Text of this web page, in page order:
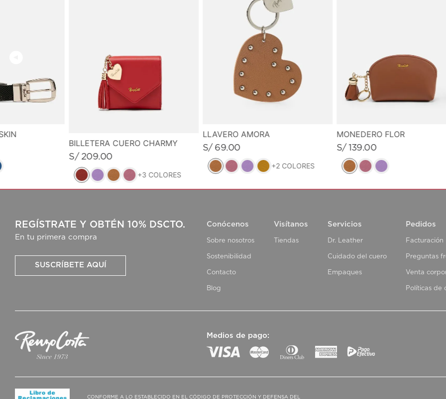
BILLETERA CUERO CHARMY
S/ 209.00
+3 COLORES
LLAVERO AMORA
S/ 69.00
+2 COLORES
MONEDERO FLOR
S/ 139.00
REGÍSTRATE Y OBTÉN 10% DSCTO.
En tu primera compra
SUSCRÍBETE AQUÍ
Conócenos
Sobre nosotros
Sostenibilidad
Contacto
Blog
Visítanos
Tiendas
Servicios
Dr. Leather
Cuidado del cuero
Empaques
Pedidos
Facturación
Preguntas
Venta
Políticas de
Medios de pago:
CONFORME A LO ESTABLECIDO EN EL CÓDIGO DE PROTECCIÓN Y DEFENSA DEL